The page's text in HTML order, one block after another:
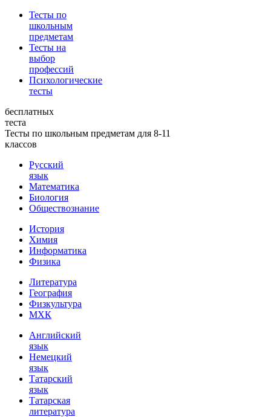
Тесты по
школьным
предметам
Тесты на
выбор
профессий
Психологические
тесты
бесплатных
теста
Тесты по школьным предметам для 8-11
классов
Русский
язык
Математика
Биология
Обществознание
История
Химия
Информатика
Физика
Литература
География
Физкультура
МХК
Английский
язык
Немецкий
язык
Татарский
язык
Татарская
литература